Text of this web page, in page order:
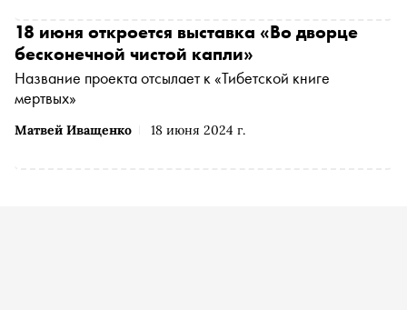
Специально для «Сноба» Ксения Драныш рассказала о
нескольких работах
Матвей Иващенко 18 июня 2024 г.
18 июня откроется выставка «Во дворце
бесконечной чистой капли»
Название проекта отсылает к «Тибетской книге
мертвых»